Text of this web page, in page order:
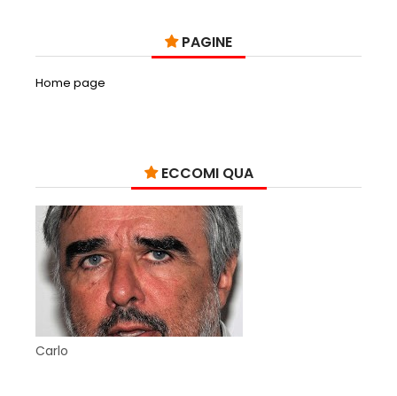
PAGINE
Home page
ECCOMI QUA
Carlo